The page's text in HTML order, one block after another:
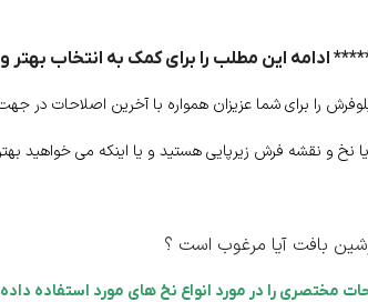
ادامه این مطلب را برای کمک به انتخاب
را برای شما عزیزان همواره با آخرین اصلاحات در
نخ و نقشه فرش زیرپایی هستید و یا اینکه می خواهید
بافت آیا مرغوب است ؟
را در مورد انواع نخ های مورد استفاده داده